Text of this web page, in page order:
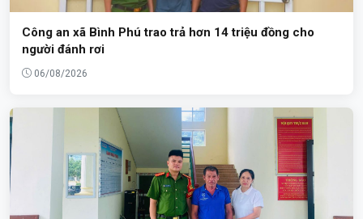
Công an xã Bình Phú trao trả hơn 14 triệu đồng cho
người đánh rơi
06/08/2026